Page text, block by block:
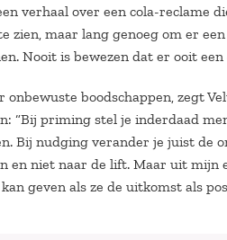
verhaal over een cola-reclame
zien, maar lang genoeg om er
Nooit is bewezen dat er ooit
onbewuste boodschappen, zegt
“Bij priming stel je inderdaad
Bij nudging verander je juist de
en niet naar de lift. Maar uit mijn
geven als ze de uitkomst als